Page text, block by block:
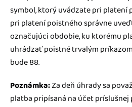
symbol, ktorý uvádzate pri platení
pri platení poistného správne
označujúci obdobie, ku ktorému
uhrádzať poistné trvalým
bude 88.
Poznámka:Za deň úhrady sa
platba pripísaná na účet príslušnej